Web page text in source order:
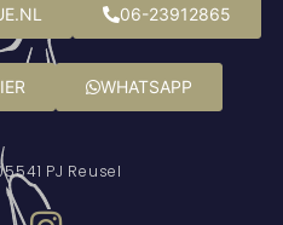
06-23912865
WHATSAPP
5541 PJ Reusel